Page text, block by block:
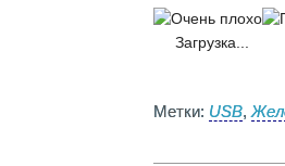
Загрузка...
Метки: USB,